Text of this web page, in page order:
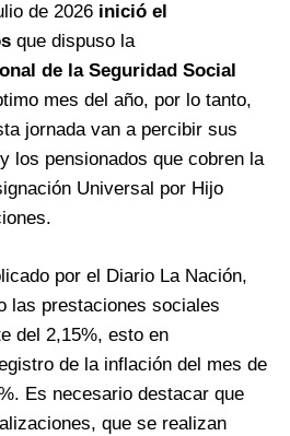
de 2026 inició el
que dispuso la
de la Seguridad Social
mes del año, por lo tanto,
jornada van a percibir sus
los pensionados que cobren la
Universal por Hijo
por el Diario La Nación,
las prestaciones sociales
del 2,15%, esto en
de la inflación del mes de
Es necesario destacar que
que se realizan